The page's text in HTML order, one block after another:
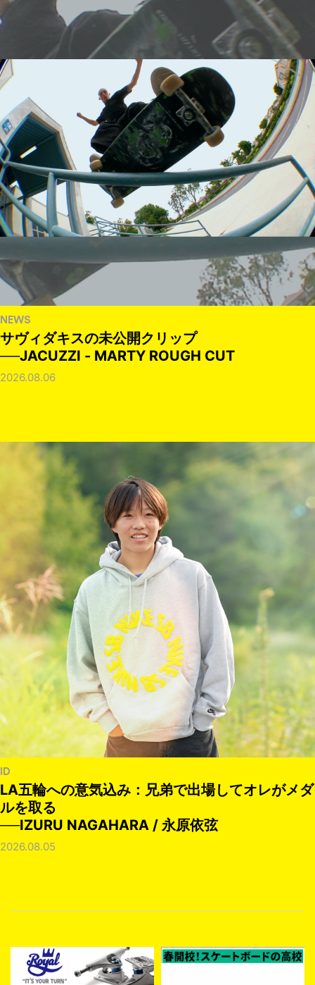
NEWS
サヴィダキスの未公開クリップ
──JACUZZI - MARTY ROUGH CUT
2026.08.06
ID
LA五輪への意気込み：兄弟で出場してオレがメダ
ルを取る
──IZURU NAGAHARA / 永原依弦
2026.08.05